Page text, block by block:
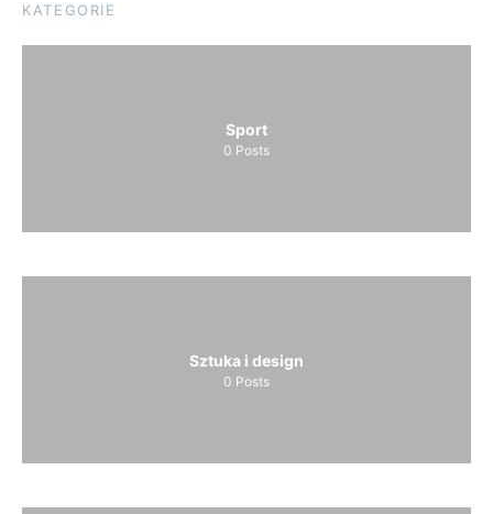
KATEGORIE
Sport
0 Posts
Sztuka i design
0 Posts